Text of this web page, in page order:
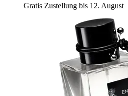
Gratis Zustellung bis 12. August